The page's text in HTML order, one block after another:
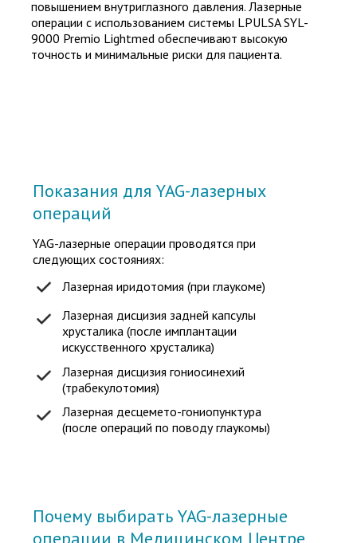
Показания для YAG-лазерных
операций
Лазерная дисцизия задней капсулы
хрусталика (после имплантации
искусственного хрусталика)
Лазерная иридотомия (при глаукоме)
Лазерная десцемето-гониопунктура
(после операций по поводу глаукомы)
YAG-лазерные операции проводятся при
следующих состояниях:
Лазерная дисцизия гониосинехий
(трабекулотомия)
повышением внутриглазного давления. Лазерные
операции с использованием системы LPULSA SYL-
9000 Premio Lightmed обеспечивают высокую
точность и минимальные риски для пациента.
Почему выбирать YAG-лазерные
операции в Медицинском Центре